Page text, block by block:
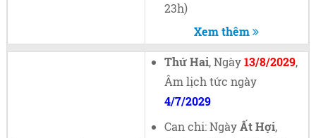
23h)
Xem thêm
Thứ Hai, Ngày13/8/2029,
Âm lịch tức ngày
4/7/2029
Can chi: NgàyẤt Hợi,